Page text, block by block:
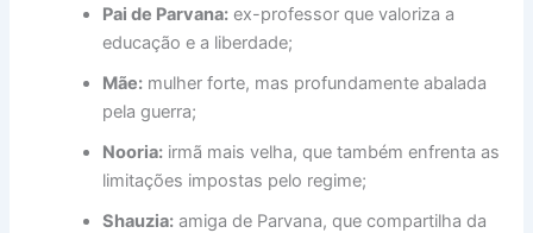
Pai de Parvana: ex-professor que valoriza a
educação e a liberdade;
Mãe: mulher forte, mas profundamente abalada
pela guerra;
Nooria: irmã mais velha, que também enfrenta as
limitações impostas pelo regime;
Shauzia: amiga de Parvana, que compartilha da